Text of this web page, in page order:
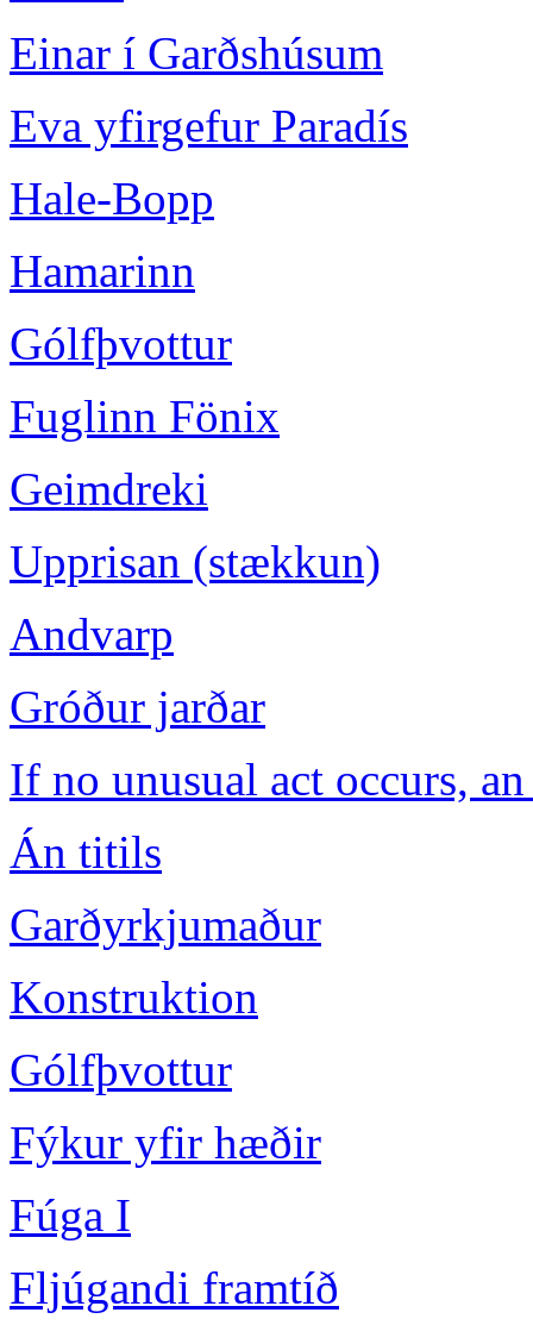
Einar í Garðshúsum
Eva yfirgefur Paradís
Hale-Bopp
Hamarinn
Gólfþvottur
Fuglinn Fönix
Geimdreki
Upprisan (stækkun)
Andvarp
Gróður jarðar
If no unusual act occurs,
Án titils
Garðyrkjumaður
Konstruktion
Gólfþvottur
Fýkur yfir hæðir
Fúga I
Fljúgandi framtíð